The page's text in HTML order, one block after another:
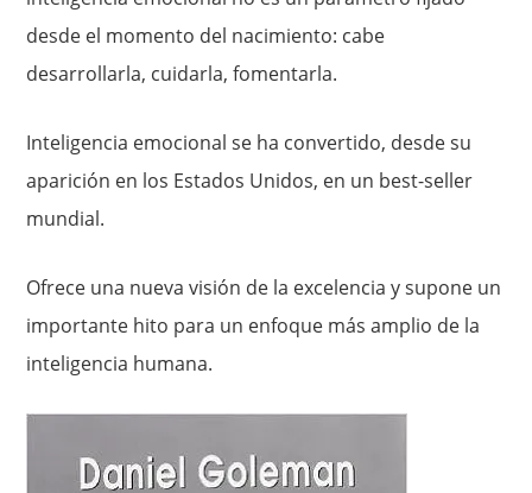
desde el momento del nacimiento: cabe
desarrollarla, cuidarla, fomentarla.
Inteligencia emocional se ha convertido, desde su
aparición en los Estados Unidos, en un best-seller
mundial.
Ofrece una nueva visión de la excelencia y supone un
importante hito para un enfoque más amplio de la
inteligencia humana.